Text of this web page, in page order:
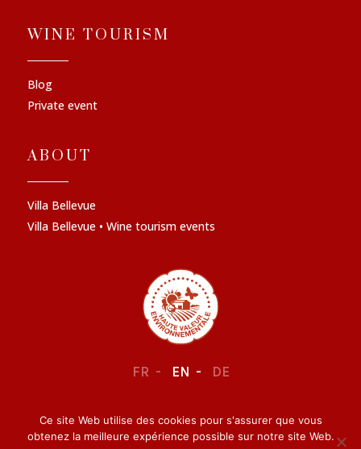
WINE TOURISM
Blog
Private event
ABOUT
Villa Bellevue
Villa Bellevue • Wine tourism events
FR EN DE
LEGAL NOTICE–CONFIDENTIALITY
Ce site Web utilise des cookies pour s'assurer que vous
obtenez la meilleure expérience possible sur notre site Web.